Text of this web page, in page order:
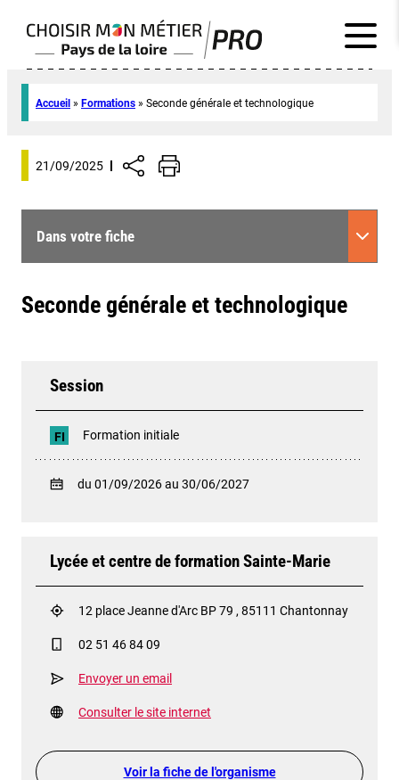
Accueil » Formations » Seconde générale et technologique
21/09/2025
Dans votre fiche
Seconde générale et technologique
Session
FI Formation initiale
du 01/09/2026 au 30/06/2027
Lycée et centre de formation Sainte-Marie
12 place Jeanne d'Arc BP 79 , 85111 Chantonnay
02 51 46 84 09
Envoyer un email
Consulter le site internet
Voir la fiche de l'organisme